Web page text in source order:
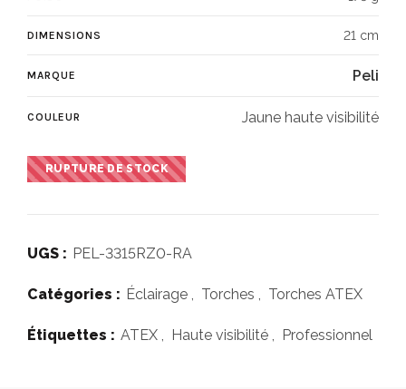
DIMENSIONS 21 cm
MARQUE Peli
COULEUR Jaune haute visibilité
RUPTURE DE STOCK
UGS : PEL-3315RZ0-RA
Catégories : Éclairage , Torches , Torches ATEX
Étiquettes : ATEX , Haute visibilité , Professionnel